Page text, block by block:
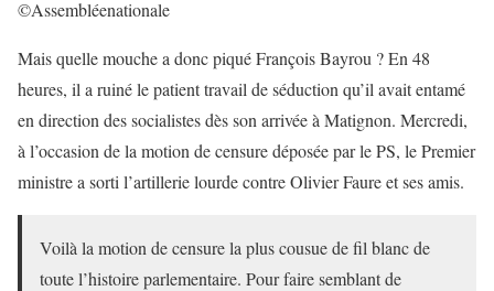
©Assembléenationale
Mais quelle mouche a donc piqué François Bayrou ? En 48
heures, il a ruiné le patient travail de séduction qu’il avait entamé
en direction des socialistes dès son arrivée à Matignon. Mercredi,
à l’occasion de la motion de censure déposée par le PS, le Premier
ministre a sorti l’artillerie lourde contre Olivier Faure et ses amis.
Voilà la motion de censure la plus cousue de fil blanc de
toute l’histoire parlementaire. Pour faire semblant de